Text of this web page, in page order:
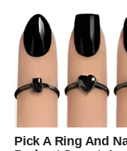
Jedna nova osoba ili
promijeniti budućnost.
Sudbina vam
Pred vama su veoma